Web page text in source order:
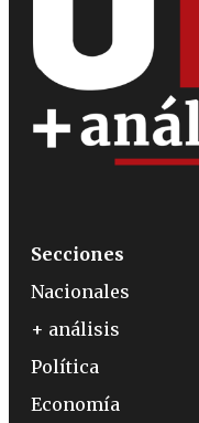
Secciones
Nacionales
+ análisis
Política
Economía